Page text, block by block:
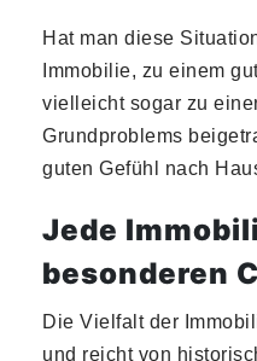
Hat man diese
Immobilie, zu einem
vielleicht sogar zu
Grundproblems
guten Gefühl nach
Jede
besonderen
Die Vielfalt der
und reicht von